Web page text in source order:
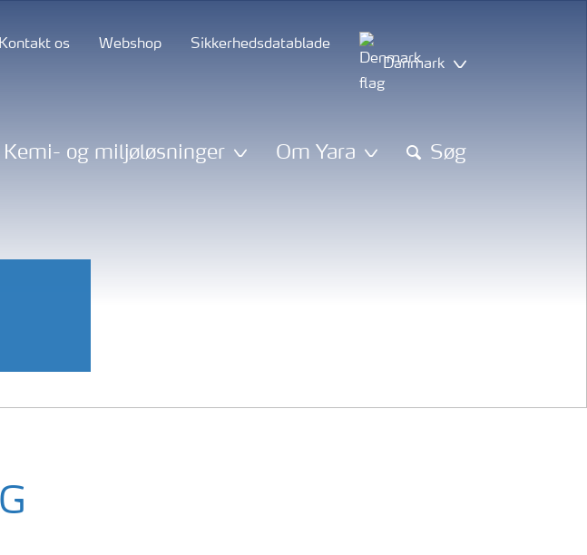
Kontakt os Webshop
Sikkerhedsdatablade
Danmark
Kemi- og miljøløsninger Om Yara Søg